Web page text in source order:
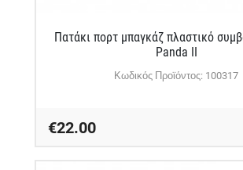
Πατάκι πορτ μπαγκάζ πλαστικό
Panda II
Κωδικός Προϊόντος: 100317
€22.00